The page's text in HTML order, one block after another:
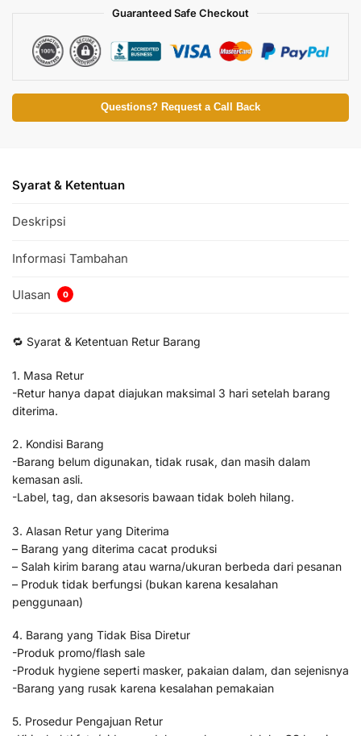
Guaranteed Safe Checkout
Questions? Request a Call Back
Syarat & Ketentuan
Deskripsi
Informasi Tambahan
Ulasan 0
🔁 Syarat & Ketentuan Retur Barang
1. Masa Retur
-Retur hanya dapat diajukan maksimal 3 hari setelah barang
diterima.
2. Kondisi Barang
-Barang belum digunakan, tidak rusak, dan masih dalam
kemasan asli.
-Label, tag, dan aksesoris bawaan tidak boleh hilang.
3. Alasan Retur yang Diterima
– Barang yang diterima cacat produksi
– Salah kirim barang atau warna/ukuran berbeda dari pesanan
– Produk tidak berfungsi (bukan karena kesalahan
penggunaan)
4. Barang yang Tidak Bisa Diretur
-Produk promo/flash sale
-Produk hygiene seperti masker, pakaian dalam, dan sejenisnya
-Barang yang rusak karena kesalahan pemakaian
5. Prosedur Pengajuan Retur